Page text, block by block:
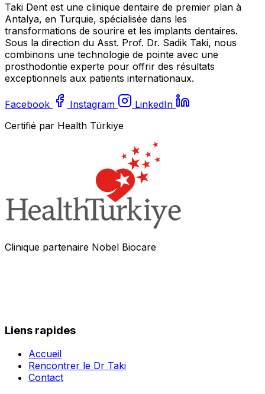
Taki Dent est une clinique dentaire de premier plan à
Antalya, en Turquie, spécialisée dans les
transformations de sourire et les implants dentaires.
Sous la direction du Asst. Prof. Dr. Sadik Taki, nous
combinons une technologie de pointe avec une
prosthodontie experte pour offrir des résultats
exceptionnels aux patients internationaux.
Facebook Instagram
LinkedIn
Certifié par Health Türkiye
Clinique partenaire Nobel Biocare
Liens rapides
Accueil
Rencontrer le Dr Taki
Contact